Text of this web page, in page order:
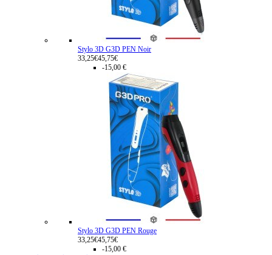
Stylo 3D G3D PEN Noir
33,25€45,75€
-15,00 €
Stylo 3D G3D PEN Rouge
33,25€45,75€
-15,00 €